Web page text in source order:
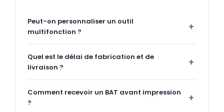
Peut-on personnaliser un outil
multifonction ?
Quel est le délai de fabrication et de
livraison ?
Comment recevoir un BAT avant impression
?